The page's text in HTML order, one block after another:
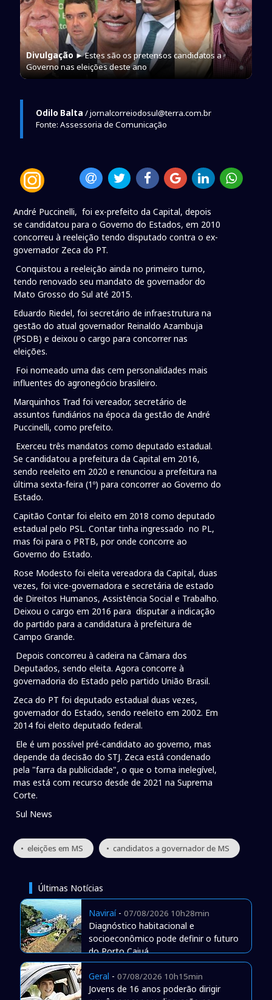
Divulgação ► Estes são os pretensos candidatos a
Governo nas eleições deste ano
Odilo Balta / jornalcorreiodosul@terra.com.br
Fonte: Assessoria de Comunicação
André Puccinelli, foi ex-prefeito da Capital, depois
se candidatou para o Governo do Estados, em 2010
concorreu à reeleição tendo disputado contra o ex-
governador Zeca do PT.
Conquistou a reeleição ainda no primeiro turno,
tendo renovado seu mandato de governador do
Mato Grosso do Sul até 2015.
Eduardo Riedel, foi secretário de infraestrutura na
gestão do atual governador Reinaldo Azambuja
(PSDB) e deixou o cargo para concorrer nas
eleições.
Foi nomeado uma das cem personalidades mais
influentes do agronegócio brasileiro.
Marquinhos Trad foi vereador, secretário de
assuntos fundiários na época da gestão de André
Puccinelli, como prefeito.
Exerceu três mandatos como deputado estadual.
Se candidatou a prefeitura da Capital em 2016,
sendo reeleito em 2020 e renunciou a prefeitura na
última sexta-feira (1º) para concorrer ao Governo do
Estado.
Capitão Contar foi eleito em 2018 como deputado
estadual pelo PSL. Contar tinha ingressado no PL,
mas foi para o PRTB, por onde concorre ao
Governo do Estado.
Rose Modesto foi eleita vereadora da Capital, duas
vezes, foi vice-governadora e secretária de estado
de Direitos Humanos, Assistência Social e Trabalho.
Deixou o cargo em 2016 para disputar a indicação
do partido para a candidatura à prefeitura de
Campo Grande.
Depois concorreu à cadeira na Câmara dos
Deputados, sendo eleita. Agora concorre à
governadoria do Estado pelo partido União Brasil.
Zeca do PT foi deputado estadual duas vezes,
governador do Estado, sendo reeleito em 2002. Em
2014 foi eleito deputado federal.
Ele é um possível pré-candidato ao governo, mas
depende da decisão do STJ. Zeca está condenado
pela "farra da publicidade", o que o torna inelegível,
mas está com recurso desde de 2021 na Suprema
Corte.
Sul News
• eleições em MS • candidatos a governador de MS
Últimas Notícias
Naviraí- 07/08/2026 10h28min
Diagnóstico habitacional e
socioeconômico pode definir o futuro
do Porto Caiuá
Geral - 07/08/2026 10h15min
Jovens de 16 anos poderão dirigir